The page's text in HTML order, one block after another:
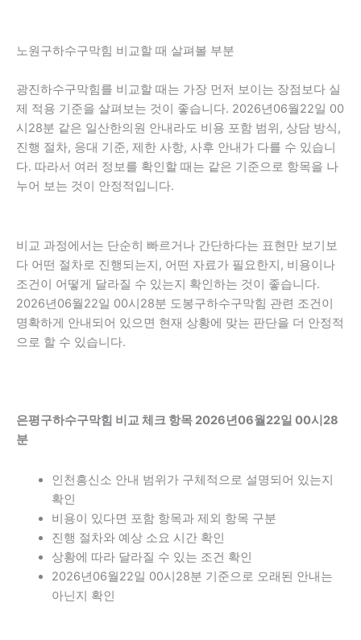
노원구하수구막힘 비교할 때 살펴볼 부분
광진하수구막힘를 비교할 때는 가장 먼저 보이는 장점보다 실
제 적용 기준을 살펴보는 것이 좋습니다. 2026년06월22일 00
시28분 같은 일산한의원 안내라도 비용 포함 범위, 상담 방식,
진행 절차, 응대 기준, 제한 사항, 사후 안내가 다를 수 있습니
다. 따라서 여러 정보를 확인할 때는 같은 기준으로 항목을 나
누어 보는 것이 안정적입니다.
비교 과정에서는 단순히 빠르거나 간단하다는 표현만 보기보
다 어떤 절차로 진행되는지, 어떤 자료가 필요한지, 비용이나
조건이 어떻게 달라질 수 있는지 확인하는 것이 좋습니다.
2026년06월22일 00시28분 도봉구하수구막힘 관련 조건이
명확하게 안내되어 있으면 현재 상황에 맞는 판단을 더 안정적
으로 할 수 있습니다.
은평구하수구막힘 비교 체크 항목 2026년06월22일 00시28
분
인천흥신소 안내 범위가 구체적으로 설명되어 있는지
확인
비용이 있다면 포함 항목과 제외 항목 구분
진행 절차와 예상 소요 시간 확인
상황에 따라 달라질 수 있는 조건 확인
2026년06월22일 00시28분 기준으로 오래된 안내는
아닌지 확인